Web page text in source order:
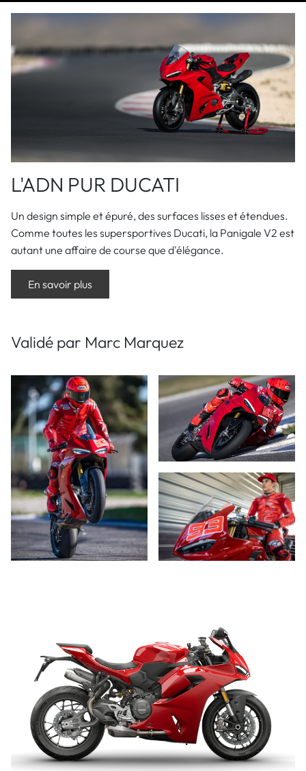
L'ADN PUR DUCATI
Un design simple et épuré, des surfaces lisses et étendues.
Comme toutes les supersportives Ducati, la Panigale V2 est
autant une affaire de course que d'élégance.
En savoir plus
Validé par Marc Marquez